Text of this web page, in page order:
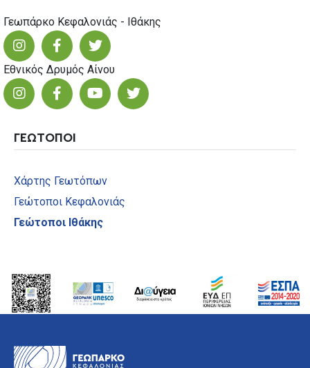
Γεωπάρκο Κεφαλονιάς - Ιθάκης
Εθνικός Δρυμός Αίνου
ΓΕΩΤΟΠΟΙ
Χάρτης Γεωτόπων
Γεώτοποι Κεφαλονιάς
Γεώτοποι Ιθάκης